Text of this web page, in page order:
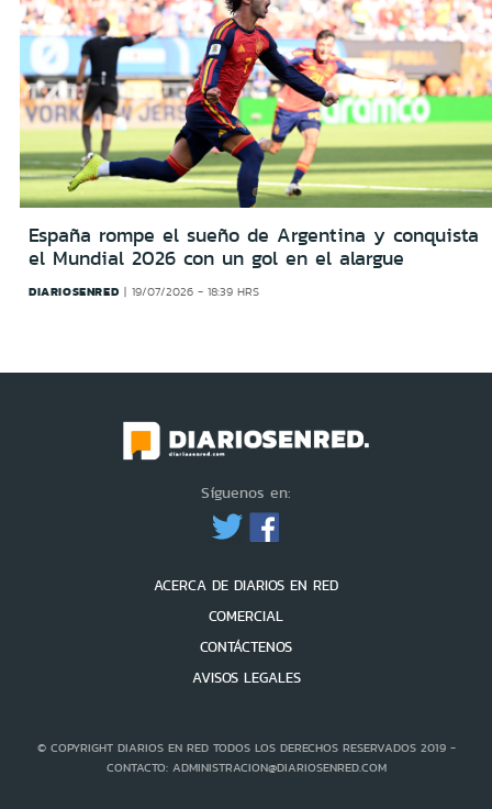
España rompe el sueño de Argentina y conquista
el Mundial 2026 con un gol en el alargue
DIARIOSENRED 19/07/2026 - 18:39 HRS
Síguenos en:
ACERCA DE DIARIOS EN RED
COMERCIAL
CONTÁCTENOS
AVISOS LEGALES
© COPYRIGHT DIARIOS EN RED TODOS LOS DERECHOS RESERVADOS 2019 -
CONTACTO: ADMINISTRACION@DIARIOSENRED.COM